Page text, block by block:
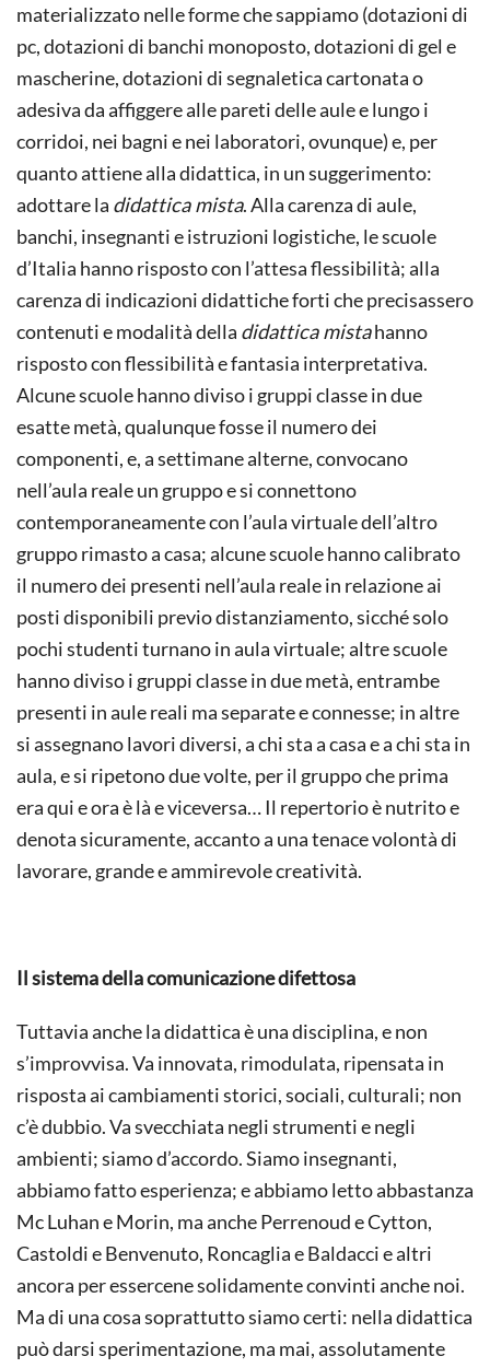
materializzato nelle forme che sappiamo (dotazioni di
pc, dotazioni di banchi monoposto, dotazioni di gel e
mascherine, dotazioni di segnaletica cartonata o
adesiva da affiggere alle pareti delle aule e lungo i
corridoi, nei bagni e nei laboratori, ovunque) e, per
quanto attiene alla didattica, in un suggerimento:
adottare la didattica mista. Alla carenza di aule,
banchi, insegnanti e istruzioni logistiche, le scuole
d’Italia hanno risposto con l’attesa flessibilità; alla
carenza di indicazioni didattiche forti che precisassero
contenuti e modalità della didattica mistahanno
risposto con flessibilità e fantasia interpretativa.
Alcune scuole hanno diviso i gruppi classe in due
esatte metà, qualunque fosse il numero dei
componenti, e, a settimane alterne, convocano
nell’aula reale un gruppo e si connettono
contemporaneamente con l’aula virtuale dell’altro
gruppo rimasto a casa; alcune scuole hanno calibrato
il numero dei presenti nell’aula reale in relazione ai
posti disponibili previo distanziamento, sicché solo
pochi studenti turnano in aula virtuale; altre scuole
hanno diviso i gruppi classe in due metà, entrambe
presenti in aule reali ma separate e connesse; in altre
si assegnano lavori diversi, a chi sta a casa e a chi sta in
aula, e si ripetono due volte, per il gruppo che prima
era qui e ora è là e viceversa… Il repertorio è nutrito e
denota sicuramente, accanto a una tenace volontà di
lavorare, grande e ammirevole creatività.
Il sistema della comunicazione difettosa
Tuttavia anche la didattica è una disciplina, e non
s’improvvisa. Va innovata, rimodulata, ripensata in
risposta ai cambiamenti storici, sociali, culturali; non
c’è dubbio. Va svecchiata negli strumenti e negli
ambienti; siamo d’accordo. Siamo insegnanti,
abbiamo fatto esperienza; e abbiamo letto abbastanza
Mc Luhan e Morin, ma anche Perrenoud e Cytton,
Castoldi e Benvenuto, Roncaglia e Baldacci e altri
ancora per essercene solidamente convinti anche noi.
Ma di una cosa soprattutto siamo certi: nella didattica
può darsi sperimentazione, ma mai, assolutamente